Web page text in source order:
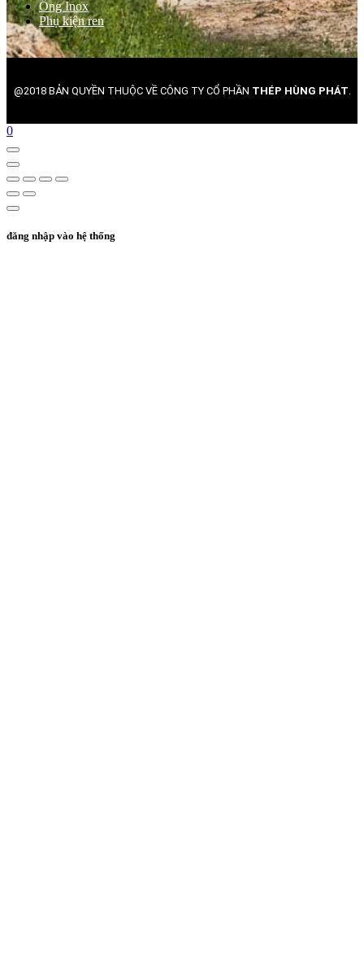
Ống Inox
Phụ kiện ren
@2018 BẢN QUYỀN THUỘC VỀ CÔNG TY CỔ PHẦN THÉP HÙNG PHÁT.
0
đăng nhập vào hệ thống